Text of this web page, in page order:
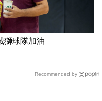
球隊加油
Recommended by